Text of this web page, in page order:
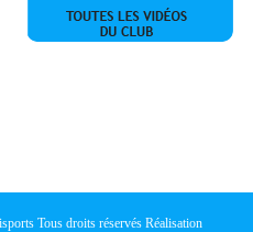
Tous droits réservés Réalisation